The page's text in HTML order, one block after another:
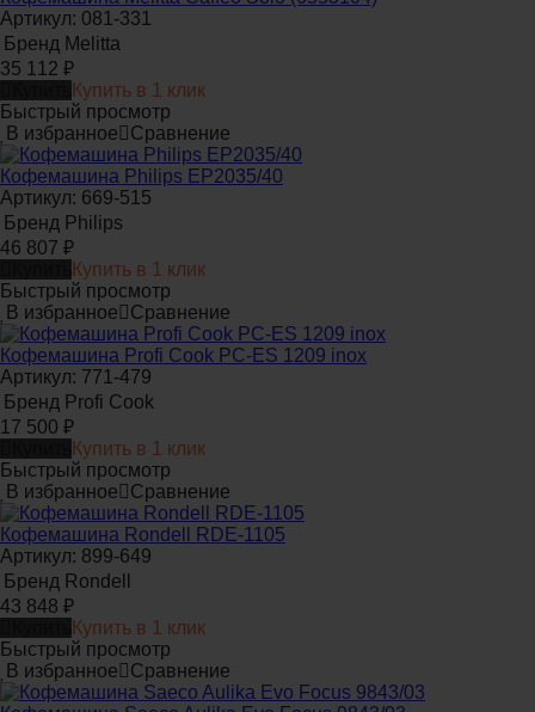
Артикул: 081-331
Бренд Melitta
35 112 ₽
Купить в 1 клик
Быстрый просмотр
В избранное
Сравнение
Кофемашина Philips EP2035/40
Артикул: 669-515
Бренд Philips
46 807 ₽
Купить в 1 клик
Быстрый просмотр
В избранное
Сравнение
Кофемашина Profi Cook PC-ES 1209 inox
Артикул: 771-479
Бренд Profi Cook
17 500 ₽
Купить в 1 клик
Быстрый просмотр
В избранное
Сравнение
Кофемашина Rondell RDE-1105
Артикул: 899-649
Бренд Rondell
43 848 ₽
Купить в 1 клик
Быстрый просмотр
В избранное
Сравнение